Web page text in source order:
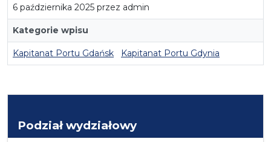
6 października 2025 przez admin
Kategorie wpisu
Kapitanat Portu Gdańsk Kapitanat Portu Gdynia
Podział wydziałowy